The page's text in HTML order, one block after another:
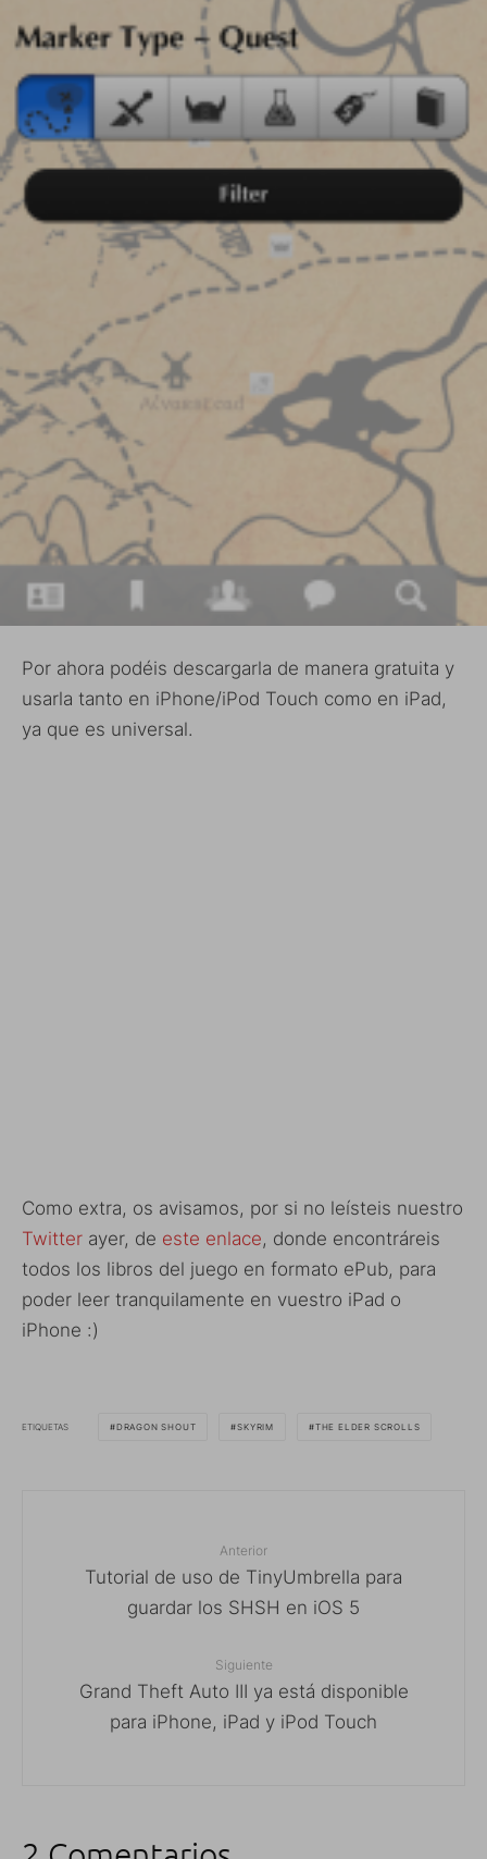
Por ahora podéis descargarla de manera gratuita y
usarla tanto en iPhone/iPod Touch como en iPad,
ya que es universal.
Como extra, os avisamos, por si no leísteis nuestro
Twitter ayer, de este enlace, donde encontráreis
todos los libros del juego en formato ePub, para
poder leer tranquilamente en vuestro iPad o
iPhone :)
ETIQUETAS DRAGON SHOUT SKYRIM THE ELDER SCROLLS
Anterior
Tutorial de uso de TinyUmbrella para
guardar los SHSH en iOS 5
Siguiente
Grand Theft Auto III ya está disponible
para iPhone, iPad y iPod Touch